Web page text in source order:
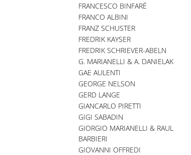
FRANCESCO BINFARÉ
FRANCO ALBINI
FRANZ SCHUSTER
FREDRIK KAYSER
FREDRIK SCHRIEVER-ABELN
G. MARIANELLI & A. DANIELAK
GAE AULENTI
GEORGE NELSON
GERD LANGE
GIANCARLO PIRETTI
GIGI SABADIN
GIORGIO MARIANELLI & RAUL
BARBIERI
GIOVANNI OFFREDI